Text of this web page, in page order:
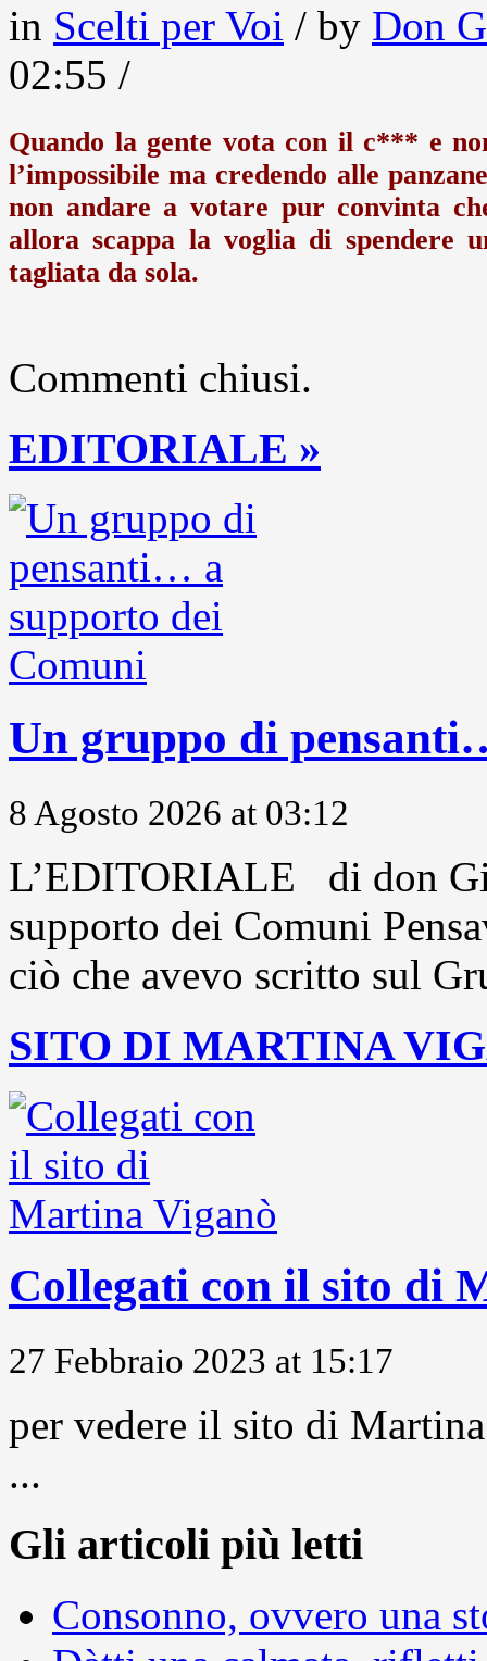
in Scelti per Voi / by Don
02:55 /
Quando la gente vota con il c*** e
l’impossibile ma credendo alle
non andare a votare pur convinta
allora scappa la voglia di spendere
tagliata da sola.
Commenti chiusi.
EDITORIALE »
Un gruppo di
8 Agosto 2026 at 03:12
L’EDITORIALE di don
supporto dei Comuni
ciò che avevo scritto sul
SITO DI MARTINA
Collegati con il sito di
27 Febbraio 2023 at 15:17
per vedere il sito di
...
Gli articoli più letti
Consonno, ovvero una